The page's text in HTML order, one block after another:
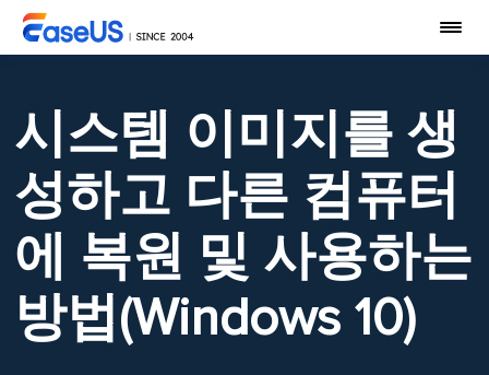
시스템 이미지를 생
성하고 다른 컴퓨터
에 복원 및 사용하는
방법(Windows 10)